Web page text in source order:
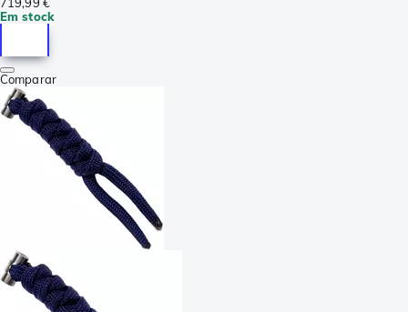
719,99 €
Em stock
Comparar